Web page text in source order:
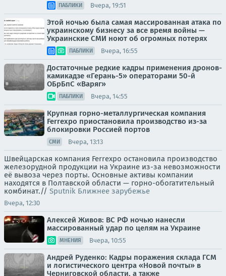
ПАБЛИКИ Вчера, 19:51
Этой ночью была самая массированная атака по
украинскому бизнесу за все время войны —
Украинские СМИ ноют об огромных потерях
ПАБЛИКИ Вчера, 16:55
Достаточные редкие кадры применения дронов-
камикадзе «Герань-5» операторами 50-й
ОБрБпС «Варяг»
ПАБЛИКИ Вчера, 14:55
Крупная горно-металлургическая компания
Ferrexpo приостановила производство из-за
блокировки Россией портов
СМИ Вчера, 13:13
Швейцарская компания Ferrexpo остановила производство
железорудной продукции на Украине из-за невозможности
её вывоза через порты. Основные активы компании
находятся в Полтавской области — горно-обогатительный
комбинат.// Sputnik Ближнее зарубежье
Вчера, 12:30
Алексей Живов: ВС РФ ночью нанесли
массированный удар по целям на Украине
МНЕНИЯ Вчера, 10:55
Андрей Руденко: Кадры поражения склада ГСМ
и логистического центра «Новой почты» в
Черниговской области, а также